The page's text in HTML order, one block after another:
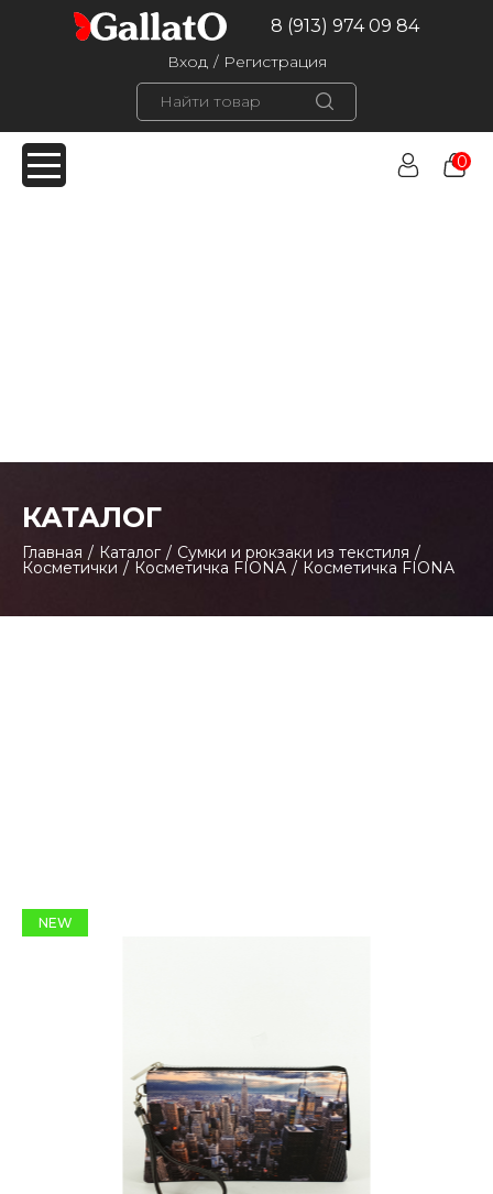
8 (913) 974 09 84
Вход / Регистрация
0
КАТАЛОГ
Главная / Каталог / Сумки и рюкзаки из текстиля /
Косметички / Косметичка FIONA / Косметичка FIONA
NEW